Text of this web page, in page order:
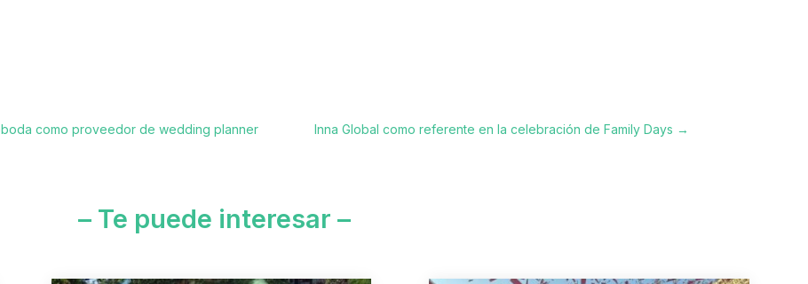
como proveedor de wedding planner Inna Global como referente en la celebración de Family Days →
– Te puede interesar –